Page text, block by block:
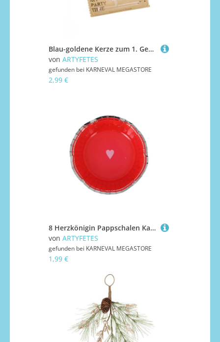
Blau-goldene Kerze zum 1. Geburtstag – 10 x 8 cm mit Glitzer
von ARTYFETES
gefunden bei KARNEVAL MEGASTORE
2,99 €
8 Herzkönigin Pappschalen Kartonschalen rot gold 13,5 cm
von ARTYFETES
gefunden bei KARNEVAL MEGASTORE
1,99 €